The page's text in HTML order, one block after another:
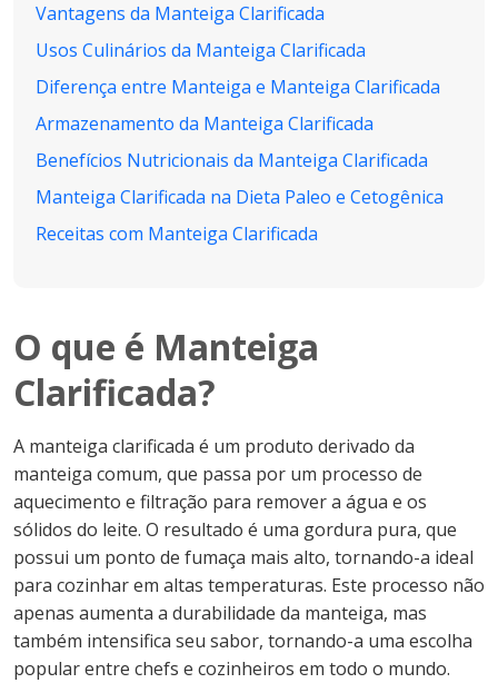
Vantagens da Manteiga Clarificada
Usos Culinários da Manteiga Clarificada
Diferença entre Manteiga e Manteiga Clarificada
Armazenamento da Manteiga Clarificada
Benefícios Nutricionais da Manteiga Clarificada
Manteiga Clarificada na Dieta Paleo e Cetogênica
Receitas com Manteiga Clarificada
O que é Manteiga
Clarificada?
A manteiga clarificada é um produto derivado da
manteiga comum, que passa por um processo de
aquecimento e filtração para remover a água e os
sólidos do leite. O resultado é uma gordura pura, que
possui um ponto de fumaça mais alto, tornando-a ideal
para cozinhar em altas temperaturas. Este processo não
apenas aumenta a durabilidade da manteiga, mas
também intensifica seu sabor, tornando-a uma escolha
popular entre chefs e cozinheiros em todo o mundo.